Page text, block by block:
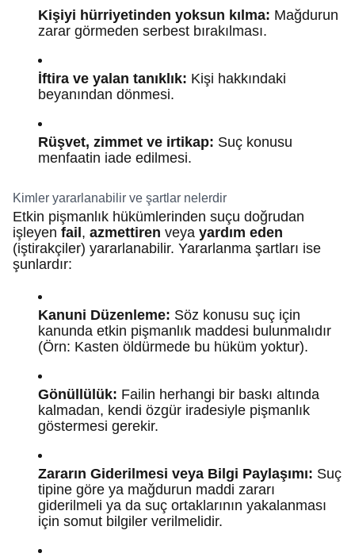
Kişiyi hürriyetinden yoksun kılma: Mağdurun
zarar görmeden serbest bırakılması.
İftira ve yalan tanıklık: Kişi hakkındaki
beyanından dönmesi.
Rüşvet, zimmet ve irtikap: Suç konusu
menfaatin iade edilmesi.
Kimler yararlanabilir ve şartlar nelerdir
Etkin pişmanlık hükümlerinden suçu doğrudan
işleyen fail, azmettiren veya yardım eden
(iştirakçiler) yararlanabilir. Yararlanma şartları ise
şunlardır:
Kanuni Düzenleme: Söz konusu suç için
kanunda etkin pişmanlık maddesi bulunmalıdır
(Örn: Kasten öldürmede bu hüküm yoktur).
Gönüllülük: Failin herhangi bir baskı altında
kalmadan, kendi özgür iradesiyle pişmanlık
göstermesi gerekir.
Zararın Giderilmesi veya Bilgi Paylaşımı: Suç
tipine göre ya mağdurun maddi zararı
giderilmeli ya da suç ortaklarının yakalanması
için somut bilgiler verilmelidir.